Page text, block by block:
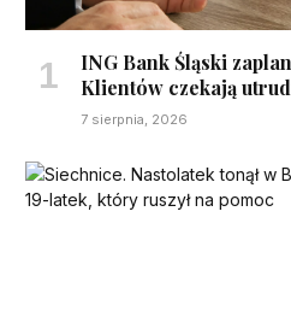
ING Bank Śląski
Klientów czekają
7 sierpnia, 2026